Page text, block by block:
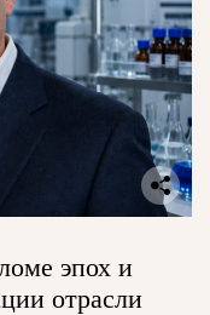
эпох и
отрасли